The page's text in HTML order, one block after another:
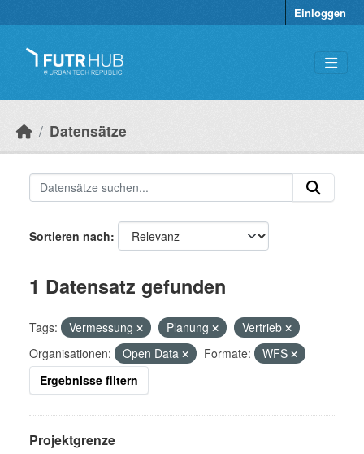
Einloggen
Datensätze
Sortieren nach
1 Datensatz gefunden
Tags: Vermessung Planung
Vertrieb
Organisationen:
Open Data Formate:
WFS
Ergebnisse filtern
Projektgrenze